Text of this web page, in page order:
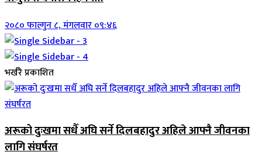
२०८० फाल्गुन ८, मंगलवार ०९:४६
भर्खरै प्रकाशित
अरूको दुःखमा सधैँ अघि सर्ने दिलबहादुर अहिले आफ्नै जीवनका
लागि संघर्षरत